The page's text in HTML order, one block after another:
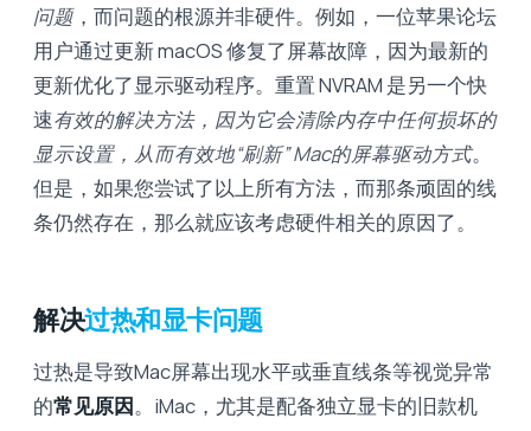
问题，而问题的根源并非硬件。例如，一位苹果论坛
用户通过更新 macOS 修复了屏幕故障，因为最新的
更新优化了显示驱动程序。重置 NVRAM 是另一个快
速有效的解决方法，因为它会清除内存中任何损坏的
显示设置，从而有效地“刷新” Mac的屏幕驱动方式。
但是，如果您尝试了以上所有方法，而那条顽固的线
条仍然存在，那么就应该考虑硬件相关的原因了。
解决过热和显卡问题
过热是导致Mac屏幕出现水平或垂直线条等视觉异常
的常见原因。iMac，尤其是配备独立显卡的旧款机